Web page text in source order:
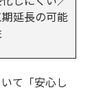
延長の可能
て「安心し